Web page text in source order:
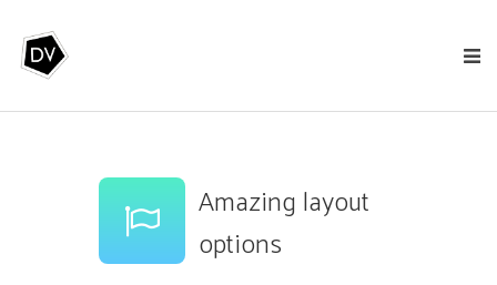
Amazing layout
options